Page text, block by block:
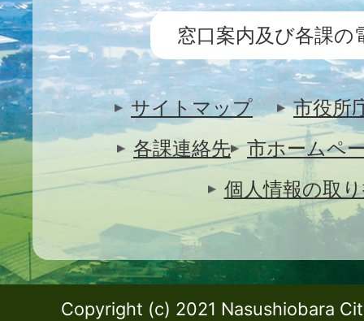
窓口案内及び各課の
サイトマップ
市役所
各課連絡先
市ホームペ
個人情報の取
Copyright (c) 2021 Nasushiobara